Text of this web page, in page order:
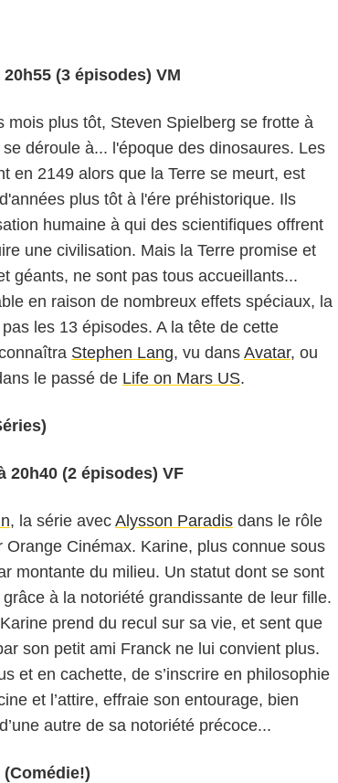
(3 épisodes) VM
mois plus tôt, Steven Spielberg se frotte à
déroule à... l'époque des dinosaures. Les
en 2149 alors que la Terre se meurt, est
plus tôt à l'ére préhistorique. Ils
humaine à qui des scientifiques offrent
une civilisation. Mais la Terre promise et
géants, ne sont pas tous accueillants...
en raison de nombreux effets spéciaux, la
les 13 épisodes. A la tête de cette
Stephen Lang, vu dans Avatar, ou
le passé de Life on Mars US.
20h40 (2 épisodes) VF
, la série avec Alysson Paradis dans le rôle
Cinémax. Karine, plus connue sous
montante du milieu. Un statut dont se sont
à la notoriété grandissante de leur fille.
prend du recul sur sa vie, et sent que
son petit ami Franck ne lui convient plus.
et en cachette, de s’inscrire en philosophie
et l’attire, effraie son entourage, bien
autre de sa notoriété précoce...
(Comédie!)